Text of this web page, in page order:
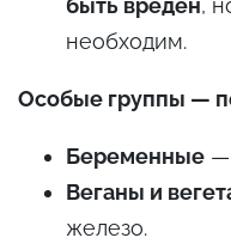
быть вреден,
необходим.
Особые группы —
Беременные —
Веганы и
железо.